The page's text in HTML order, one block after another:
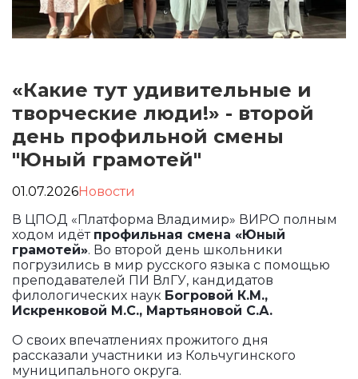
«Какие тут удивительные и
творческие люди!» - второй
день профильной смены
"Юный грамотей"
01.07.2026Новости
В ЦПОД «Платформа Владимир» ВИРО полным
ходом идёт профильная смена «Юный
грамотей». Во второй день школьники
погрузились в мир русского языка с помощью
преподавателей ПИ ВлГУ, кандидатов
филологических наук Богровой К.М.,
Искренковой М.С., Мартьяновой С.А.
О своих впечатлениях прожитого дня
рассказали участники из Кольчугинского
муниципального округа.